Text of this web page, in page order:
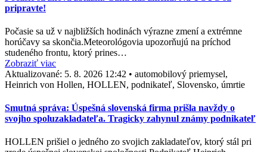
pripravte!
Počasie sa už v najbližších hodinách výrazne zmení a extrémne
horúčavy sa skončia.Meteorológovia upozorňujú na príchod
studeného frontu, ktorý prines…
Zobraziť viac
Aktualizované: 5. 8. 2026 12:42 • automobilový priemysel,
Heinrich von Hollen, HOLLEN, podnikateľ, Slovensko, úmrtie
Smutná správa: Úspešná slovenská firma prišla navždy o
svojho spoluzakladateľa. Tragicky zahynul známy podnikateľ
HOLLEN prišiel o jedného zo svojich zakladateľov, ktorý stál pri